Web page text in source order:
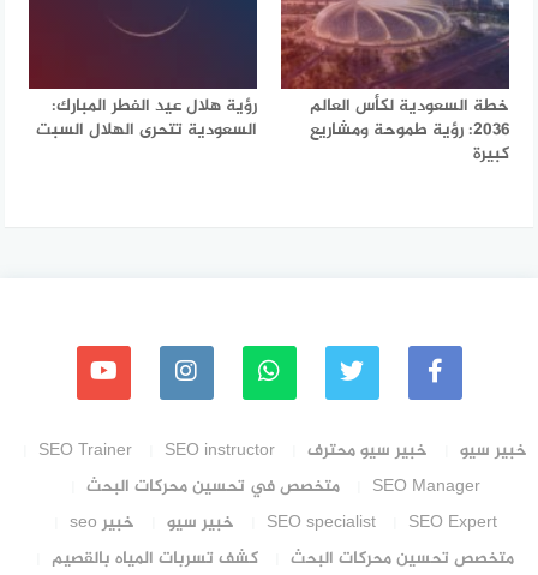
خطة السعودية لكأس العالم
2036: رؤية طموحة ومشاريع
كبيرة
رؤية هلال عيد الفطر المبارك:
السعودية تتحرى الهلال السبت
خبير سيو خبير سيو محترف SEO instructor
SEO Trainer
SEO Manager
متخصص في تحسين محركات البحث
SEO Expert
SEO specialist خبير سيو
خبير seo
متخصص تحسين محركات البحث
كشف تسربات المياه بالقصيم